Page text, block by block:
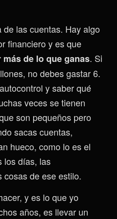
las cuentas. Hay algo
financiero y es que
más de lo que ganas. Si
no debes gastar 6.
y saber qué
veces se tienen
son pequeños pero
sacas cuentas,
hueco, como lo es el
los días, las
cosas de ese estilo.
y es lo que yo
años, es llevar un